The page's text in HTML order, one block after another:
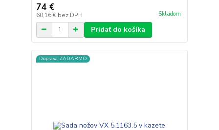
74 €
60,16 € bez DPH Skladom
Pridať do košíka
Doprava ZADARMO